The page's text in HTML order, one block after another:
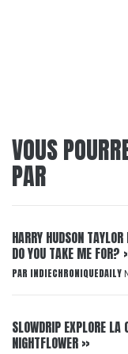
VOUS
PAR
HARRY HUDSON
DO YOU TAKE ME FOR?
PAR INDIECHRONIQUEDAILY
SLOWDRIP EXPLORE
NIGHTFLOWER »